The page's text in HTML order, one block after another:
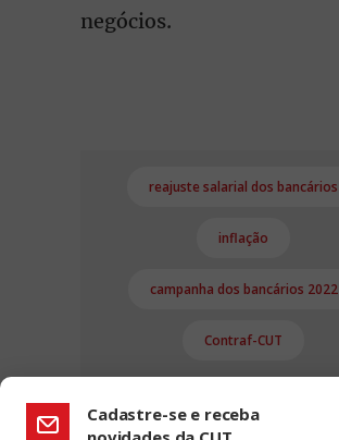
negócios.
reajuste salarial dos bancários
inflação
campanha dos bancários 2022
Contraf-CUT
Cadastre-se e receba